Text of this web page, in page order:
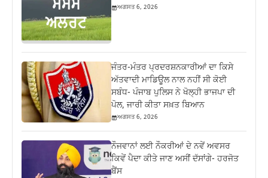
ਅਗਸਤ 6, 2026
ਜੰਤਰ-ਮੰਤਰ ਪ੍ਰਦਰਸ਼ਨਕਾਰੀਆਂ ਦਾ ਕਿਸੇ
ਅੱਤਵਾਦੀ ਮਾਡਿਊਲ ਨਾਲ ਨਹੀਂ ਸੀ ਕੋਈ
ਸਬੰਧ- ਪੰਜਾਬ ਪੁਲਿਸ ਨੇ ਖੋਲ੍ਹੀ ਭਾਜਪਾ ਦੀ
ਪੋਲ, ਜਾਰੀ ਕੀਤਾ ਸਖ਼ਤ ਬਿਆਨ
ਅਗਸਤ 6, 2026
ਨੌਜਵਾਨਾਂ ਲਈ ਨੌਕਰੀਆਂ ਦੇ ਨਵੇਂ ਅਵਸਰ
ਕਿਵੇਂ ਪੈਦਾ ਕੀਤੇ ਜਾਣ ਅਸੀਂ ਦੱਸਾਂਗੇ- ਹਰਜੋਤ
ਬੈਂਸ